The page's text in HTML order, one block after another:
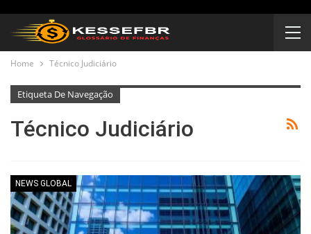
Home Técnico Judiciário
Etiqueta De Navegação
Técnico Judiciário
NEWS GLOBAL